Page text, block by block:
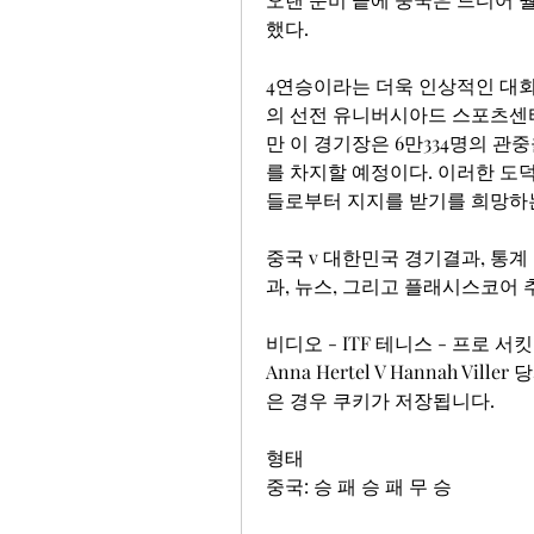
했다.
4연승이라는 더욱 인상적인 대
의 선전 유니버시아드 스포츠
만 이 경기장은 6만334명의 관
를 차지할 예정이다. 이러한 도
들로부터 지지를 받기를 희망
중국 v 대한민국 경기결과, 통
과, 뉴스, 그리고 플래시스코어
비디오 - ITF 테니스 - 프로 서
Anna Hertel V Hannah Viller
은 경우 쿠키가 저장됩니다.
형태
중국: 승 패 승 패 무 승